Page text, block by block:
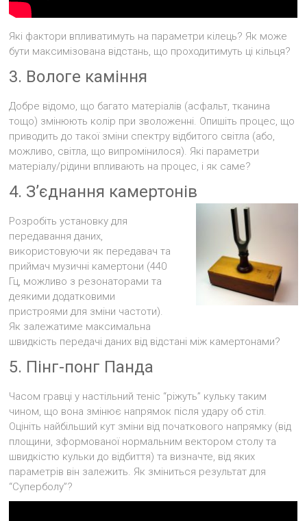
Які фактори впливатимуть на параметри кілець? Як може
бути максимізована відстань, що проходитимуть ці кільця?
3. Вологе каміння
Добре відомо, що багато матеріалів (асфальт, тканина
тощо) змінюють колір при зволоженні. Опишіть процес, що
приводить до такої зміни спектру відбитого світла (або,
можливо, світла, що випромінилося). Які параметри
матеріалу/рідини впливають на процес, і як саме?
4. З’єднання камертонів
Розробіть установку для
передавання даних,
використовуючи як передавач та
приймач музичні камертони (440
Гц, можливо з резонаторами та
деякими додатковими
пристроями для зміни частоти).
Як залежатиме максимальна
швидкість передачі даних від відстані між камертонами?
5. Пінг-понг Панда
Часом гравці у настільний теніс “ріжуть” кульку таким
чином, що вона змінює напрямок після удару об стіл.
Оцініть найбільший кут зміни від початкового напрямку (від
площини, зформованої нормальним вектором столу та
швидкістю кульки до відбиття) та визначте, від яких
параметрів він залежить. Як зміниться результат для
“Суперболу”?